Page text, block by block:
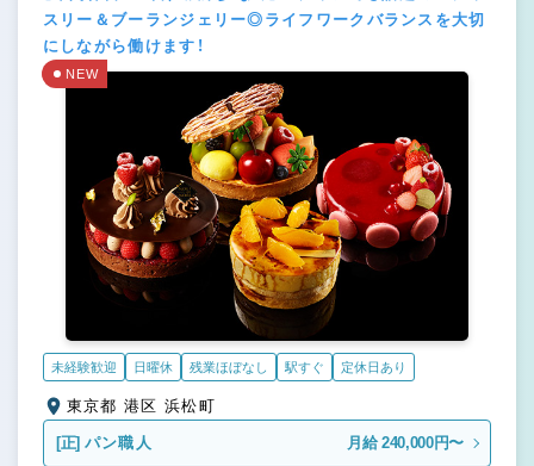
スリー＆ブーランジェリー◎ライフワークバランスを大切
にしながら働けます！
NEW
未経験歓迎 日曜休 残業ほぼなし 駅すぐ 定休日あり
東京都 港区 浜松町
[正] パン職人 月給 240,000円〜